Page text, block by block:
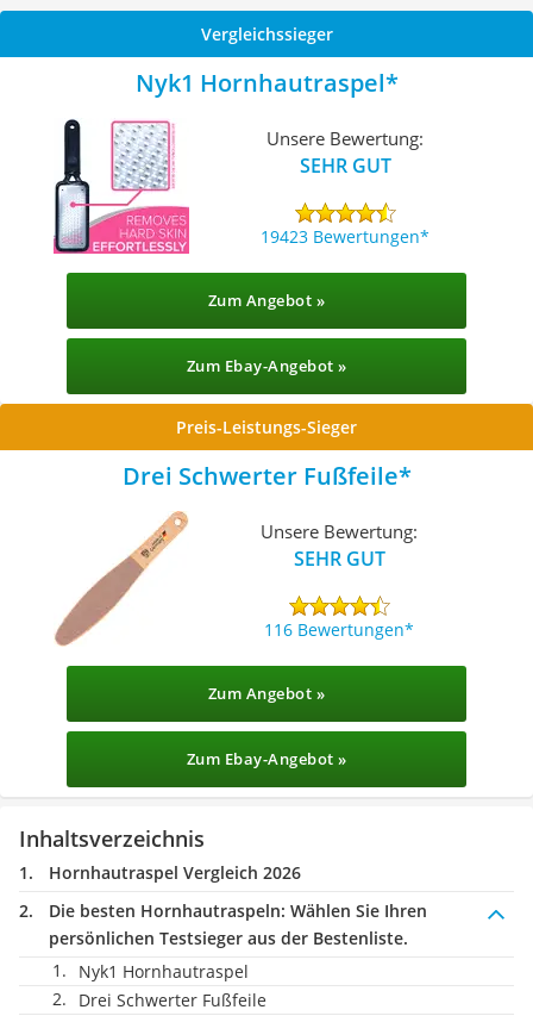
Vergleichssieger
Nyk1 Hornhautraspel
Unsere Bewertung:
SEHR GUT
19423 Bewertungen
Zum Angebot »
Zum Ebay-Angebot »
Preis-Leistungs-Sieger
Drei Schwerter Fußfeile
Unsere Bewertung:
SEHR GUT
116 Bewertungen
Zum Angebot »
Zum Ebay-Angebot »
Inhaltsverzeichnis
Hornhautraspel Vergleich 2026
Die besten Hornhautraspeln: Wählen Sie Ihren
persönlichen Testsieger aus der Bestenliste.
Nyk1 Hornhautraspel
Drei Schwerter Fußfeile